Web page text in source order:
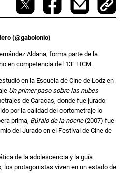
(@gabolonio)
Aldana, forma parte de la
en competencia del 13° FICM.
en la Escuela de Cine de Lodz en
Un primer paso sobre las nubes
de Caracas, donde fue jurado
por la calidad del cortometraje lo
prima, Búfalo de la noche(2007) fue
del Jurado en el Festival de Cine de
de la adolescencia y la guía
los protagonistas viven en un estado de